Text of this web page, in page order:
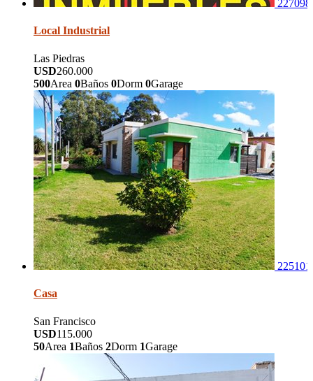
227098
Local Industrial
Las Piedras
USD260.000
500Area 0Baños 0Dorm 0Garage
225101
Casa
San Francisco
USD115.000
50Area 1Baños 2Dorm 1Garage